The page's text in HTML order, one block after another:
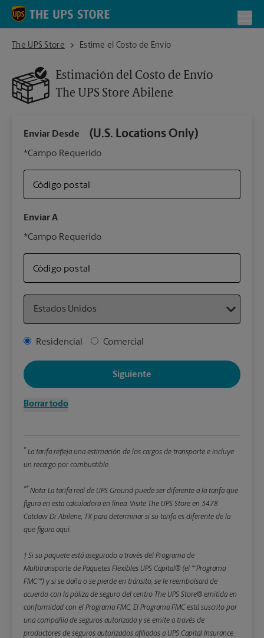
Skip to content
Return to Nav
The UPS Store
The UPS Store AbileneEstime el Costo de Envío
Estimación del Costo de Envío
The UPS Store Abilene
Enviar Desde (U.S. Locations Only)
*Campo Requerido
Código postal
Enviar A
*Campo Requerido
Código postal
Address Type
Residencial Comercial
Borrar todo
Siguiente
* La tarifa refleja una estimación de los cargos de transporte e incluye
un recargo por combustible.
** Nota: La tarifa real de UPS Ground puede ser diferente a la tarifa que
figura en esta calculadora en línea. Visite The UPS Store en 3478
Catclaw Dr Abilene, TX para determinar si su tarifa es diferente de la
que figura aquí.
† Si su paquete está asegurado a través del Programa de
Multitransporte de Paquetes Flexibles UPS Capital® (el ""Programa
FMC"") y si se daña o se pierde en tránsito, se le reembolsará de
acuerdo con la póliza de seguro del centro The UPS Store® emitida en
conformidad con el Programa FMC. El Programa FMC está suscrito por
una compañía de seguros autorizada y se emite a través de
productores de seguros autorizados afiliados a UPS Capital Insurance